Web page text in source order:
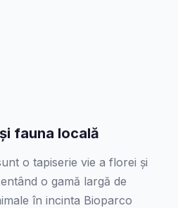
fauna locală
o tapiserie vie a florei și
o gamă largă de
în incinta Bioparco